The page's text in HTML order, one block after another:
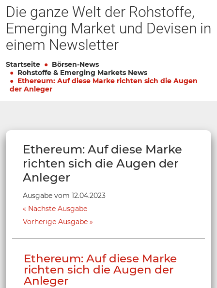
Die ganze Welt der Rohstoffe,
Emerging Market und Devisen in
einem Newsletter
Startseite
Börsen-News
Rohstoffe & Emerging Markets News
Ethereum: Auf diese Marke richten sich die Augen
der Anleger
Ethereum: Auf diese Marke
richten sich die Augen der
Anleger
Ausgabe vom 12.04.2023
Nächste Ausgabe
Vorherige Ausgabe
Ethereum: Auf diese Marke
richten sich die Augen der
Anleger